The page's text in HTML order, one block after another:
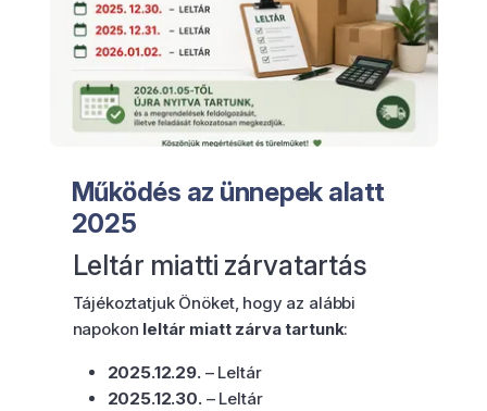
Működés az ünnepek alatt
2025
Leltár miatti zárvatartás
Tájékoztatjuk Önöket, hogy az alábbi
napokon leltár miatt zárva tartunk:
2025.12.29. – Leltár
2025.12.30. – Leltár